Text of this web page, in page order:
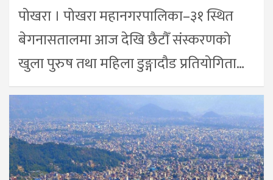
पोखरा । पोखरा महानगरपालिका–३१ स्थित
बेगनासतालमा आज देखि छैटौँ संस्करणको
खुला पुरुष तथा महिला डुङ्गादौड प्रतियोगिता…